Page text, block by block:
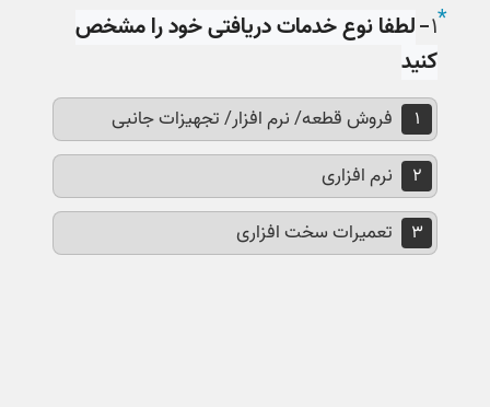
*۱ لطفا نوع خدمات دریافتی خود را مشخص
کنیدلطفا نوع خدمات دریافتی خود را مشخص کنید
۱ فروش قطعه/ نرم افزار/ تجهیزات جانبی
۲ نرم افزاری
۳ تعمیرات سخت افزاری